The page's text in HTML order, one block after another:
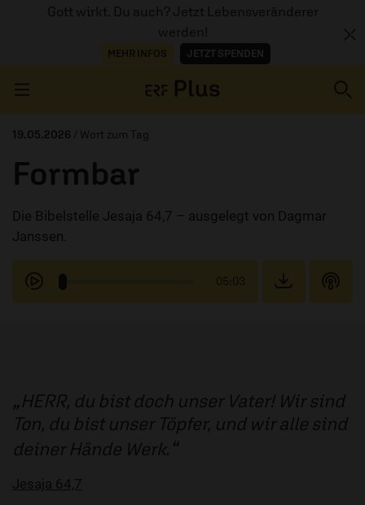
Gott wirkt. Du auch? Jetzt Lebensveränderer
werden!
MEHR INFOS JETZT SPENDEN
AUDIOTHEK
MITMACHEN
19.05.2026 / Wort zum Tag
Formbar
Die Bibelstelle Jesaja 64,7 – ausgelegt von Dagmar
Janssen.
05:03
HERR, du bist doch unser Vater! Wir sind
Ton, du bist unser Töpfer, und wir alle sind
deiner Hände Werk.
Jesaja 64,7